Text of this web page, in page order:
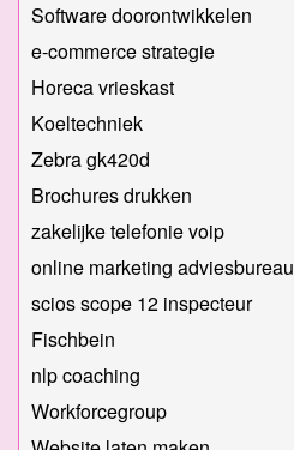
Software doorontwikkelen
e-commerce strategie
Horeca vrieskast
Koeltechniek
Zebra gk420d
Brochures drukken
zakelijke telefonie voip
online marketing adviesbureau
scios scope 12 inspecteur
Fischbein
nlp coaching
Workforcegroup